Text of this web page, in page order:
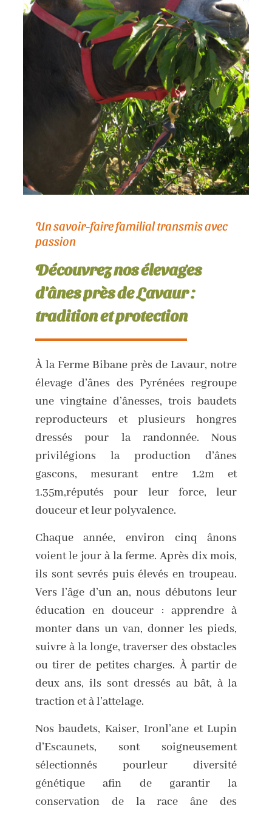
Un savoir-faire familial transmis avec
passion
Découvrez nos élevages
d'ânes près de Lavaur :
tradition et protection
À la Ferme Bibane près de Lavaur, notre
élevage d’ânes des Pyrénées regroupe
une vingtaine d’ânesses, trois baudets
reproducteurs et plusieurs hongres
dressés pour la randonnée. Nous
privilégions la production d’ânes
gascons, mesurant entre 1.2m et
1.35m,réputés pour leur force, leur
douceur et leur polyvalence.
Chaque année, environ cinq ânons
voient le jour à la ferme. Après dix mois,
ils sont sevrés puis élevés en troupeau.
Vers l’âge d’un an, nous débutons leur
éducation en douceur : apprendre à
monter dans un van, donner les pieds,
suivre à la longe, traverser des obstacles
ou tirer de petites charges. À partir de
deux ans, ils sont dressés au bât, à la
traction et à l’attelage.
Nos baudets, Kaiser, Ironl’ane et Lupin
d’Escaunets, sont soigneusement
sélectionnés pourleur diversité
génétique afin de garantir la
conservation de la race âne des